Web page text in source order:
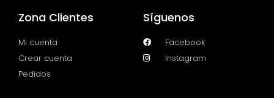
Zona Clientes
Mi cuenta
Crear cuenta
Pedidos
Síguenos
Facebook
Instagram